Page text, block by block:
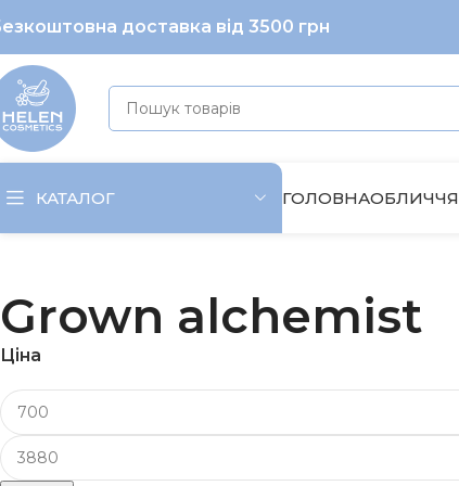
доставка від 3500 грн
КАТАЛОГ ГОЛОВНАОБЛИЧЧЯ
Grown alchemist
Ціна